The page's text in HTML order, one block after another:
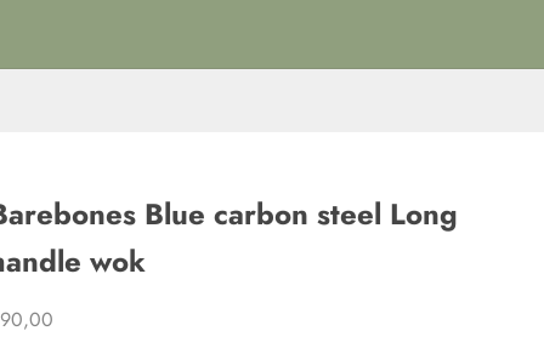
Blue carbon steel Long
wok